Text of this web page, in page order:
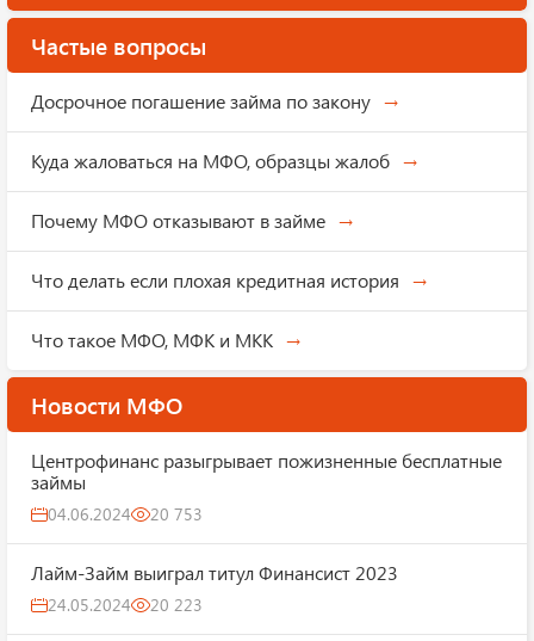
Частые вопросы
Досрочное погашение займа по закону
Куда жаловаться на МФО, образцы жалоб
Почему МФО отказывают в займе
Что делать если плохая кредитная история
Что такое МФО, МФК и МКК
Новости МФО
Центрофинанс разыгрывает пожизненные бесплатные
займы
04.06.2024 20 753
Лайм-Займ выиграл титул Финансист 2023
24.05.2024 20 223